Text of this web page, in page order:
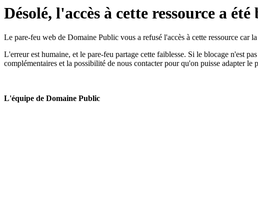
Désolé, l'accès à cette ressource a été
Le pare-feu web de Domaine Public vous a refusé l'accès à cette ressource car
L'erreur est humaine, et le pare-feu partage cette faiblesse. Si le blocage n'est
complémentaires et la possibilité de nous contacter pour qu'on puisse adapter le
L'équipe de Domaine Public